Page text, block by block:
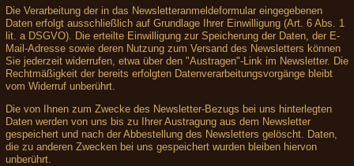
Die Verarbeitung der in das Newsletteranmeldeformular eingegebenen
Daten erfolgt ausschließlich auf Grundlage Ihrer Einwilligung (Art. 6 Abs. 1
lit. a DSGVO). Die erteilte Einwilligung zur Speicherung der Daten, der E-
Mail-Adresse sowie deren Nutzung zum Versand des Newsletters können
Sie jederzeit widerrufen, etwa über den "Austragen"-Link im Newsletter. Die
Rechtmäßigkeit der bereits erfolgten Datenverarbeitungsvorgänge bleibt
vom Widerruf unberührt.
Die von Ihnen zum Zwecke des Newsletter-Bezugs bei uns hinterlegten
Daten werden von uns bis zu Ihrer Austragung aus dem Newsletter
gespeichert und nach der Abbestellung des Newsletters gelöscht. Daten,
die zu anderen Zwecken bei uns gespeichert wurden bleiben hiervon
unberührt.